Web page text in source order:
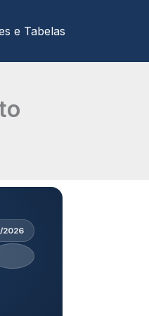
e Tabelas
2026